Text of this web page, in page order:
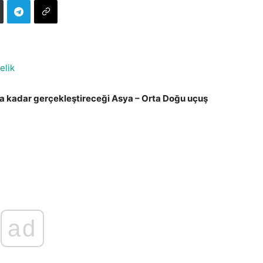
kadar gerçekleştireceği Asya – Orta Doğu uçuş
ad